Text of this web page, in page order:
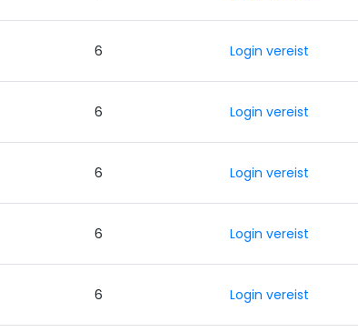
6 Login vereist
6 Login vereist
6 Login vereist
6 Login vereist
6 Login vereist